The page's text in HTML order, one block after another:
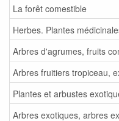
La forêt comestible
Herbes. Plantes
Arbres d'agrumes, fruits
Arbres fruitiers tropiceau,
Plantes et arbustes
Arbres exotiques, arbres